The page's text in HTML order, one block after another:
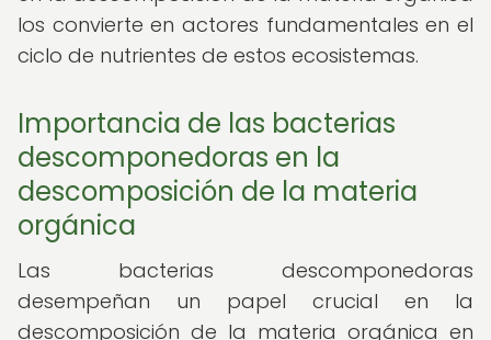
los convierte en actores fundamentales en el
ciclo de nutrientes de estos ecosistemas.
Importancia de las bacterias
descomponedoras en la
descomposición de la materia
orgánica
Las bacterias descomponedoras
desempeñan un papel crucial en la
descomposición de la materia orgánica en